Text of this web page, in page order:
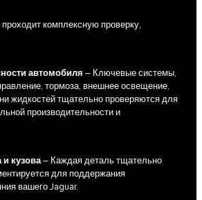
комплексную проверку,
автомобиля – Ключевые системы,
тормоза, внешнее освещение,
жидкостей тщательно проверяются для
производительности и
кузова– Каждая деталь тщательно
для поддержания
вашего Jaguar.